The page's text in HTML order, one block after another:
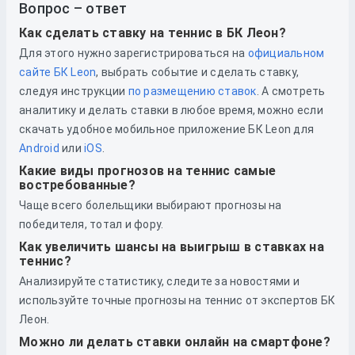
Вопрос – ответ
Как сделать ставку на теннис в БК Леон?
Для этого нужно зарегистрироваться на официальном
сайте БК Leon, выбрать событие и сделать ставку,
следуя инструкции по размещению ставок . А смотреть
аналитику и делать ставки в любое время, можно если
скачать удобное мобильное приложение БК Leon для
Android или iOS
Какие виды прогнозов на теннис самые
востребованные?
Чаще всего болельщики выбирают прогнозы на
победителя, тотал и фору.
Как увеличить шансы на выигрыш в ставках на
теннис?
Анализируйте статистику, следите за новостями и
используйте точные прогнозы на теннис от экспертов БК
Леон.
Можно ли делать ставки онлайн на смартфоне?